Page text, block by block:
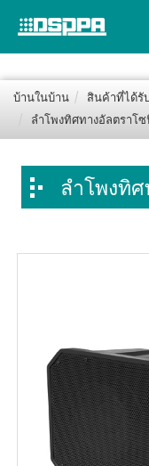
บ้านในบ้าน สินค้าที่ได้รั
ลำโพงทิศทางอัลตราโ
ลำโพงทิ